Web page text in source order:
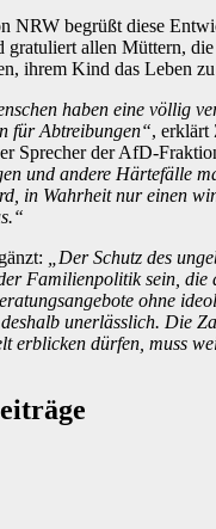
NRW begrüßt diese
gratuliert allen Müttern,
ihrem Kind das Leben
haben eine völlig
für Abtreibungen“, erklärt
Sprecher der AfD-
und andere Härtefälle
in Wahrheit nur einen
„Der Schutz des
Familienpolitik sein, die
ohne
unerlässlich. Die
erblicken dürfen, muss